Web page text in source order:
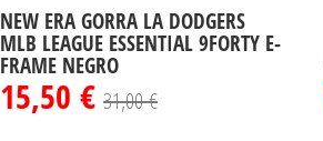
NEW ERA GORRA LA DODGERS
MLB LEAGUE ESSENTIAL 9FORTY E-
FRAME NEGRO
15,50 € 31,00 €